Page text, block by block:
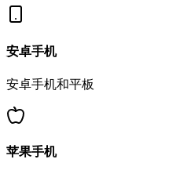
安卓手机
安卓手机和平板
苹果手机